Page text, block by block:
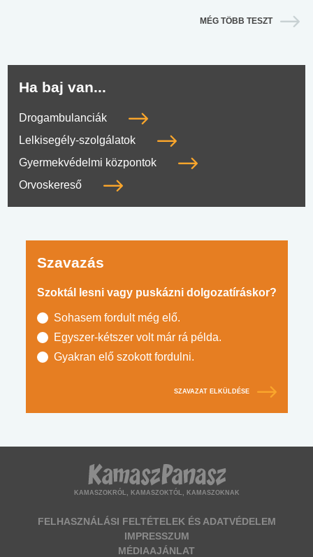
MÉG TÖBB TESZT
Ha baj van...
Drogambulanciák
Lelkisegély-szolgálatok
Gyermekvédelmi központok
Orvoskereső
Szavazás
Szoktál lesni vagy puskázni dolgozatíráskor?
Sohasem fordult még elő.
Egyszer-kétszer volt már rá példa.
Gyakran elő szokott fordulni.
SZAVAZAT ELKÜLDÉSE
KAMASZOKRÓL, KAMASZOKTÓL, KAMASZOKNAK
FELHASZNÁLÁSI FELTÉTELEK ÉS ADATVÉDELEM
IMPRESSZUM
MÉDIAAJÁNLAT